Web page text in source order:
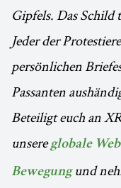
Gipfels. Das
Jeder der
persönlichen
Passanten
Beteiligt euch an
unsereglobale
Bewegungund